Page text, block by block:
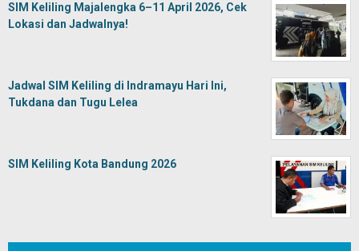
SIM Keliling Majalengka 6–11 April 2026, Cek
Lokasi dan Jadwalnya!
Jadwal SIM Keliling di Indramayu Hari Ini,
Tukdana dan Tugu Lelea
SIM Keliling Kota Bandung 2026